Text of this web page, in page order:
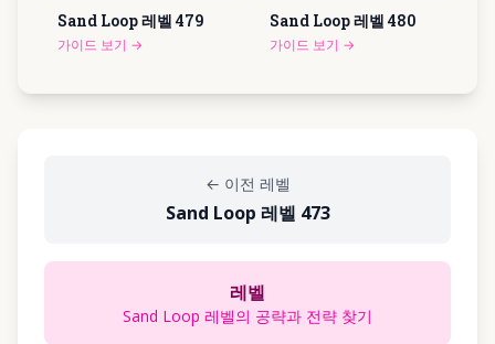
Sand Loop 레벨 479
가이드 보기 →
Sand Loop 레벨 480
가이드 보기 →
← 이전 레벨
Sand Loop 레벨 473
레벨
Sand Loop 레벨의 공략과 전략 찾기